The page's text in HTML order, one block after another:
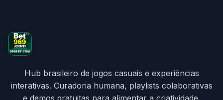
Hub brasileiro de jogos casuais e experiências
interativas. Curadoria humana, playlists colaborativas
e demos gratuitas para alimentar a criatividade.